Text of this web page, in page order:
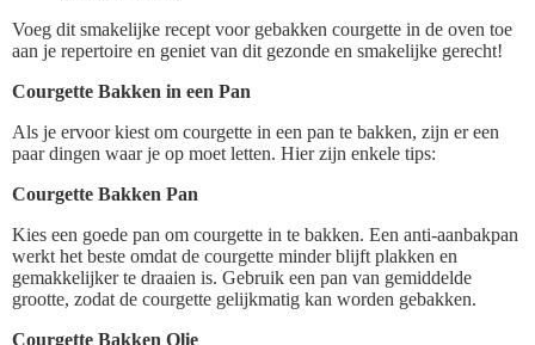
Voeg dit smakelijke recept voor gebakken courgette in de oven toe
aan je repertoire en geniet van dit gezonde en smakelijke gerecht!
Courgette Bakken in een Pan
Als je ervoor kiest om courgette in een pan te bakken, zijn er een
paar dingen waar je op moet letten. Hier zijn enkele tips:
Courgette Bakken Pan
Kies een goede pan om courgette in te bakken. Een anti-aanbakpan
werkt het beste omdat de courgette minder blijft plakken en
gemakkelijker te draaien is. Gebruik een pan van gemiddelde
grootte, zodat de courgette gelijkmatig kan worden gebakken.
Courgette Bakken Olie